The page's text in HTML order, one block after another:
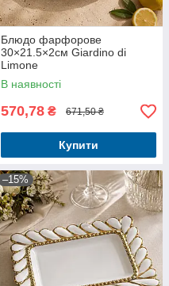
Блюдо фарфорове
30×21.5×2см Giardino di
Limone
В наявності
570,78 ₴ 671,50 ₴
Купити
–15%